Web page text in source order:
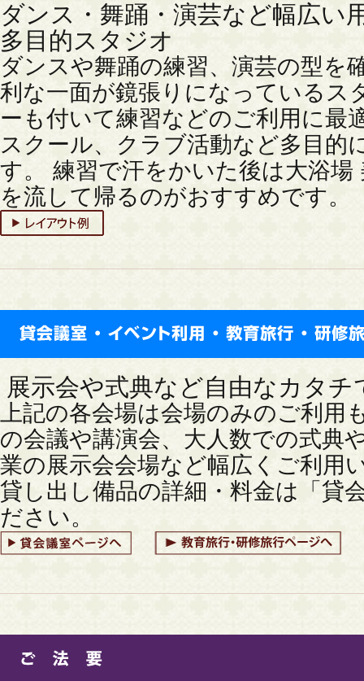
ダンス・舞踊・演芸など幅広い
多目的スタジオ
ダンスや舞踊の練習、演芸の型を
利な一面が鏡張りになっているス
ーも付いて練習などのご利用に最
スクール、クラブ活動など多目的
す。 練習で汗をかいた後は大浴
を流して帰るのがおすすめです。
展示会や式典など自由なカタチ
上記の各会場は会場のみのご利用
の会議や講演会、大人数での式典
業の展示会会場など幅広くご利用
貸し出し備品の詳細・料金は「貸
ださい。